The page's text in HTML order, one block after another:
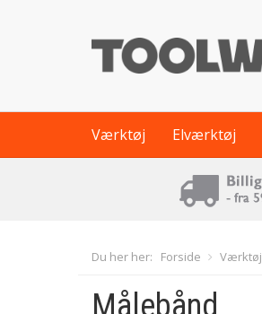
Værktøj Elværktøj
Du her her: Forside Værktøj
Målebånd